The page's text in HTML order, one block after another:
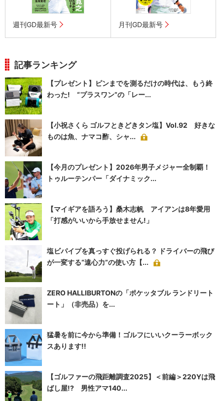
週刊GD最新号 月刊GD最新号
記事ランキング
【プレゼント】ピンまでを測るだけの時代は、もう終
わった! “プラスワン”の「レー...
【小祝さくら ゴルフときどきタン塩】Vol.92 好きな
ものは魚、ナマコ酢、シャ...
【今月のプレゼント】2026年男子メジャー全制覇！
トゥルーテンパー「ダイナミック...
【マイギアを語ろう】桑木志帆 アイアンは8年愛用
「打感がいいから手放せません!」
塩ビパイプを真っすぐ投げられる？ ドライバーの飛び
が一変する“遠心力”の使い方【...
ZERO HALLIBURTONの「ポケッタブル ランドリート
ート」（非売品）を...
猛暑を前に今から準備！ゴルフにいいクーラーボック
スあります!!
【ゴルファーの飛距離調査2025】＜前編＞220Yは飛
ばし屋!? 男性アマ140...